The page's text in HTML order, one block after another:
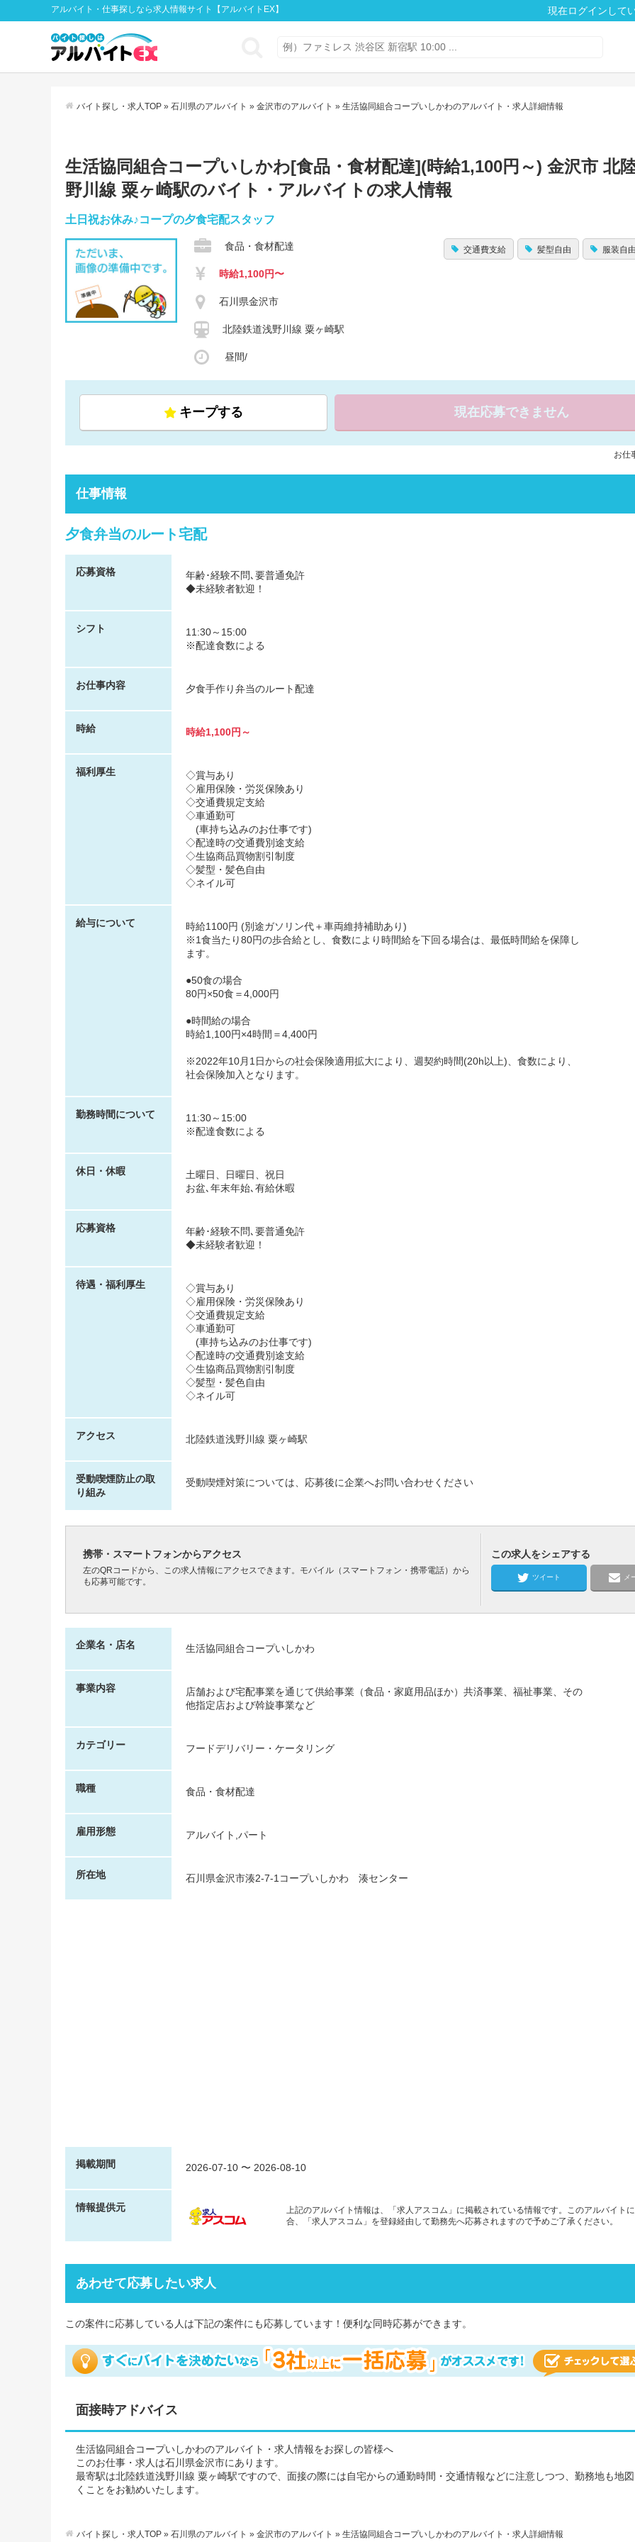
アルバイト・仕事探しなら求人情報サイト【アルバイトEX】 現在ログインして
バイト探し・求人TOP » 石川県のアルバイト » 金沢市のアルバイト » 生活協同組合コープいしかわのアルバイト・求人詳細情報
生活協同組合コープいしかわ[食品・食材配達](時給1,100円～) 金沢市 北
野川線 粟ヶ崎駅のバイト・アルバイトの求人情報
土日祝お休み♪コープの夕食宅配スタッフ
食品・食材配達
時給1,100円〜
石川県金沢市
北陸鉄道浅野川線 粟ヶ崎駅
昼間/
交通費支給 髪型自由 服装自由
キープする 現在応募できません
お仕
仕事情報
夕食弁当のルート宅配
応募資格
年齢･経験不問､要普通免許
◆未経験者歓迎！
シフト
11:30～15:00
※配達食数による
お仕事内容 夕食手作り弁当のルート配達
時給 時給1,100円～
福利厚生
◇賞与あり
◇雇用保険・労災保険あり
◇交通費規定支給
◇車通勤可
(車持ち込みのお仕事です)
◇配達時の交通費別途支給
◇生協商品買物割引制度
◇髪型・髪色自由
◇ネイル可
給与について
時給1100円 (別途ガソリン代＋車両維持補助あり)
※1食当たり80円の歩合給とし、食数により時間給を下回る場合は、最低時間給を保障し
ます。
●50食の場合
80円×50食＝4,000円
●時間給の場合
時給1,100円×4時間＝4,400円
※2022年10月1日からの社会保険適用拡大により、週契約時間(20h以上)、食数により、
社会保険加入となります。
勤務時間について
11:30～15:00
※配達食数による
休日・休暇
土曜日、日曜日、祝日
お盆､年末年始､有給休暇
応募資格
年齢･経験不問､要普通免許
◆未経験者歓迎！
待遇・福利厚生
◇賞与あり
◇雇用保険・労災保険あり
◇交通費規定支給
◇車通勤可
(車持ち込みのお仕事です)
◇配達時の交通費別途支給
◇生協商品買物割引制度
◇髪型・髪色自由
◇ネイル可
アクセス 北陸鉄道浅野川線 粟ヶ崎駅
受動喫煙防止の取
り組み
受動喫煙対策については、応募後に企業へお問い合わせください
携帯・スマートフォンからアクセス
左のQRコードから、この求人情報にアクセスできます。モバイル（スマートフォン・携帯電話）から
も応募可能です。
この求人をシェアする
ツイート メ
企業名・店名 生活協同組合コープいしかわ
事業内容
店舗および宅配事業を通じて供給事業（食品・家庭用品ほか）共済事業、福祉事業、その
他指定店および斡旋事業など
カテゴリー フードデリバリー・ケータリング
職種 食品・食材配達
雇用形態 アルバイト,パート
所在地 石川県金沢市湊2-7-1コープいしかわ 湊センター
掲載期間 2026-07-10〜 2026-08-10
情報提供元
上記のアルバイト情報は、「求人アスコム」に掲載されている情報です。このアルバイト
合、「求人アスコム」を登録経由して勤務先へ応募されますので予めご了承ください。
あわせて応募したい求人
この案件に応募している人は下記の案件にも応募しています！便利な同時応募ができます。
面接時アドバイス
生活協同組合コープいしかわのアルバイト・求人情報をお探しの皆様へ
このお仕事・求人は石川県金沢市にあります。
最寄駅は北陸鉄道浅野川線 粟ヶ崎駅ですので、面接の際には自宅からの通勤時間・交通情報などに注意しつつ、勤務地も地
くことをお勧めいたします。
バイト探し・求人TOP » 石川県のアルバイト » 金沢市のアルバイト » 生活協同組合コープいしかわのアルバイト・求人詳細情報